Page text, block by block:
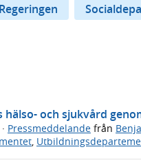
Regeringen
hälso- och sjukvård
· Pressmeddelande från
,